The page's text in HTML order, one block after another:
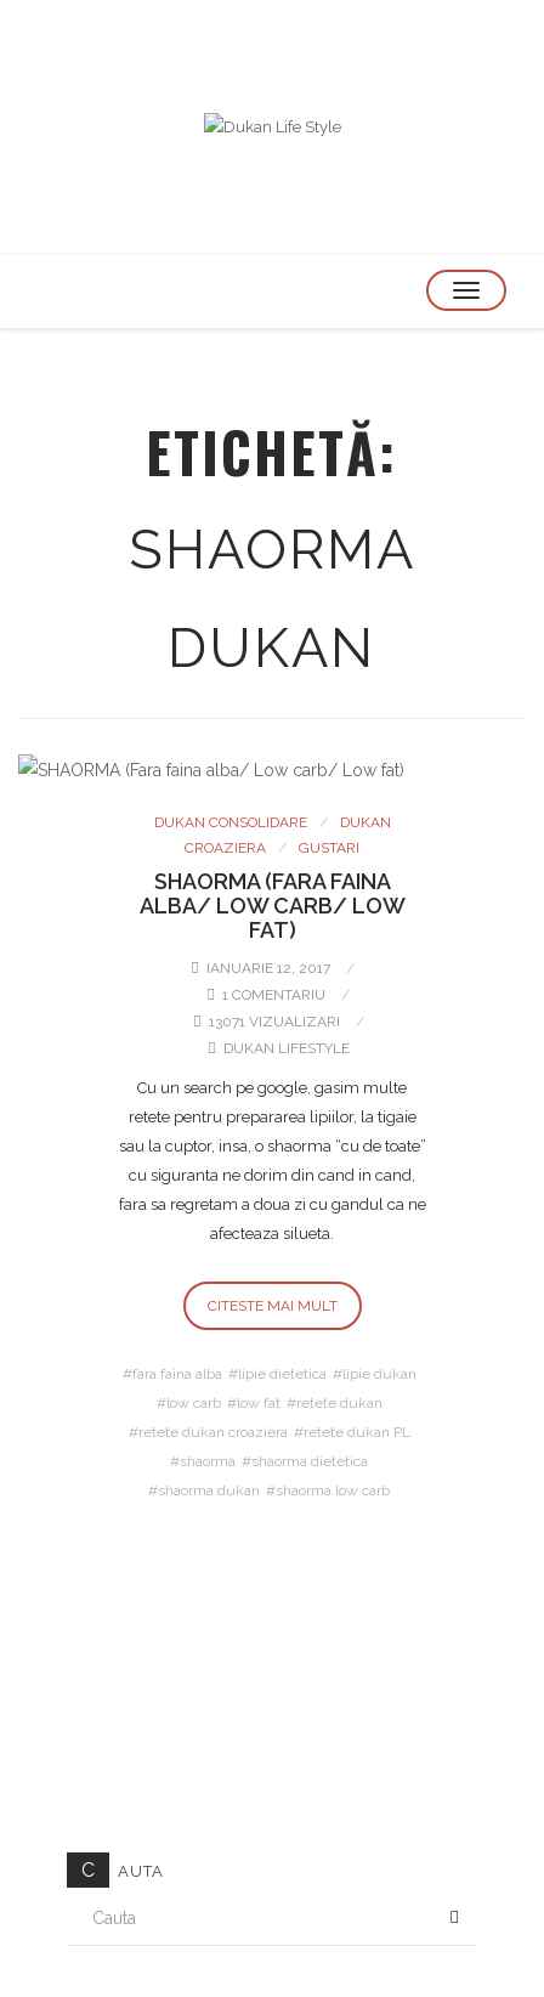
TOGGLE
ETICHETĂ:
SHAORMA
DUKAN
DUKAN CONSOLIDARE
DUKAN
CROAZIERA
GUSTARI
SHAORMA (FARA FAINA
ALBA/ LOW CARB/ LOW
FAT)
IANUARIE 12, 2017
1 COMENTARIU
13071 VIZUALIZARI
DUKAN LIFESTYLE
Cu un search pe google, gasim multe
retete pentru prepararea lipiilor, la tigaie
sau la cuptor, insa, o shaorma “cu de toate”
cu siguranta ne dorim din cand in cand,
fara sa regretam a doua zi cu gandul ca ne
afecteaza silueta.
CITESTE MAI MULT
fara faina alba lipie dietetica
lipie dukan
low carb
low fat
retete dukan
retete dukan croaziera
retete dukan PL
shaorma
shaorma dietetica
shaorma dukan
shaorma low carb
C AUTA